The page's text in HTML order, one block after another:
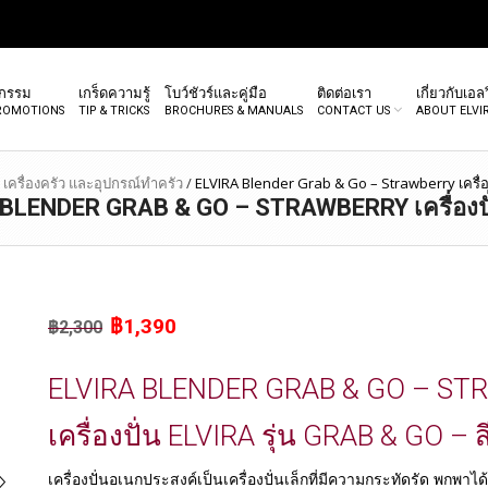
รรม เกร็ดความรู้
TIP & TRICKS
โบว์ชัวร์และคู่มือ
BROCHURES & MANUALS
ติดต่อเรา
CONTACT US
เกี่ยวกับเอล
ABOUT
เครื่องครัว และอุปกรณ์ทำครัว/ELVIRA Blender Grab & Go – Strawberry เค
GRAB & GO – STRAWBERRY เครื่
฿2,300 Original
was:
฿2,300.
฿1,390
is:
฿1,390.
ELVIRA BLENDER GRAB & GO –
เครื่องปั่น ELVIRA รุ่น GRAB & GO
เครื่องปั่นอเนกประสงค์เป็นเครื่องปั่นเล็กที่มีความกระทัดรัด พกพา